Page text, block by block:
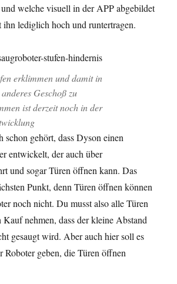
welche visuell in der APP abgebildet
ihn lediglich hoch und runtertragen.
erklimmen und damit in
Geschoß zu
ist derzeit noch in der
schon gehört, dass Dyson einen
entwickelt, der auch über
und sogar Türen öffnen kann. Das
Punkt, denn Türen öffnen können
noch nicht. Du musst also alle Türen
Kauf nehmen, dass der kleine Abstand
gesaugt wird. Aber auch hier soll es
Roboter geben, die Türen öffnen